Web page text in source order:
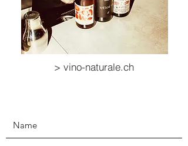
> vino-naturale.ch